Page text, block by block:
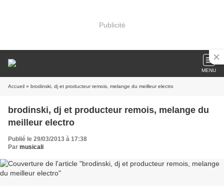
Publicité
MENU
Accueil » brodinski, dj et producteur remois, melange du meilleur electro
brodinski, dj et producteur remois, melange du
meilleur electro
Publié le 29/03/2013 à 17:38
Par musicali